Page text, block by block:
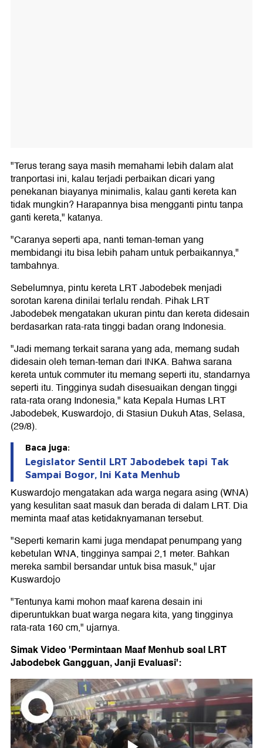
"Terus terang saya masih memahami lebih dalam alat
tranportasi ini, kalau terjadi perbaikan dicari yang
penekanan biayanya minimalis, kalau ganti kereta kan
tidak mungkin? Harapannya bisa mengganti pintu tanpa
ganti kereta," katanya.
"Caranya seperti apa, nanti teman-teman yang
membidangi itu bisa lebih paham untuk perbaikannya,"
tambahnya.
Sebelumnya, pintu kereta LRT Jabodebek menjadi
sorotan karena dinilai terlalu rendah. Pihak LRT
Jabodebek mengatakan ukuran pintu dan kereta didesain
berdasarkan rata-rata tinggi badan orang Indonesia.
"Jadi memang terkait sarana yang ada, memang sudah
didesain oleh teman-teman dari INKA. Bahwa sarana
kereta untuk commuter itu memang seperti itu, standarnya
seperti itu. Tingginya sudah disesuaikan dengan tinggi
rata-rata orang Indonesia," kata Kepala Humas LRT
Jabodebek, Kuswardojo, di Stasiun Dukuh Atas, Selasa,
(29/8).
Baca juga:
Legislator Sentil LRT Jabodebek tapi Tak
Sampai Bogor, Ini Kata Menhub
Kuswardojo mengatakan ada warga negara asing (WNA)
yang kesulitan saat masuk dan berada di dalam LRT. Dia
meminta maaf atas ketidaknyamanan tersebut.
"Seperti kemarin kami juga mendapat penumpang yang
kebetulan WNA, tingginya sampai 2,1 meter. Bahkan
mereka sambil bersandar untuk bisa masuk," ujar
Kuswardojo
"Tentunya kami mohon maaf karena desain ini
diperuntukkan buat warga negara kita, yang tingginya
rata-rata 160 cm," ujarnya.
Simak Video 'Permintaan Maaf Menhub soal LRT
Jabodebek Gangguan, Janji Evaluasi':